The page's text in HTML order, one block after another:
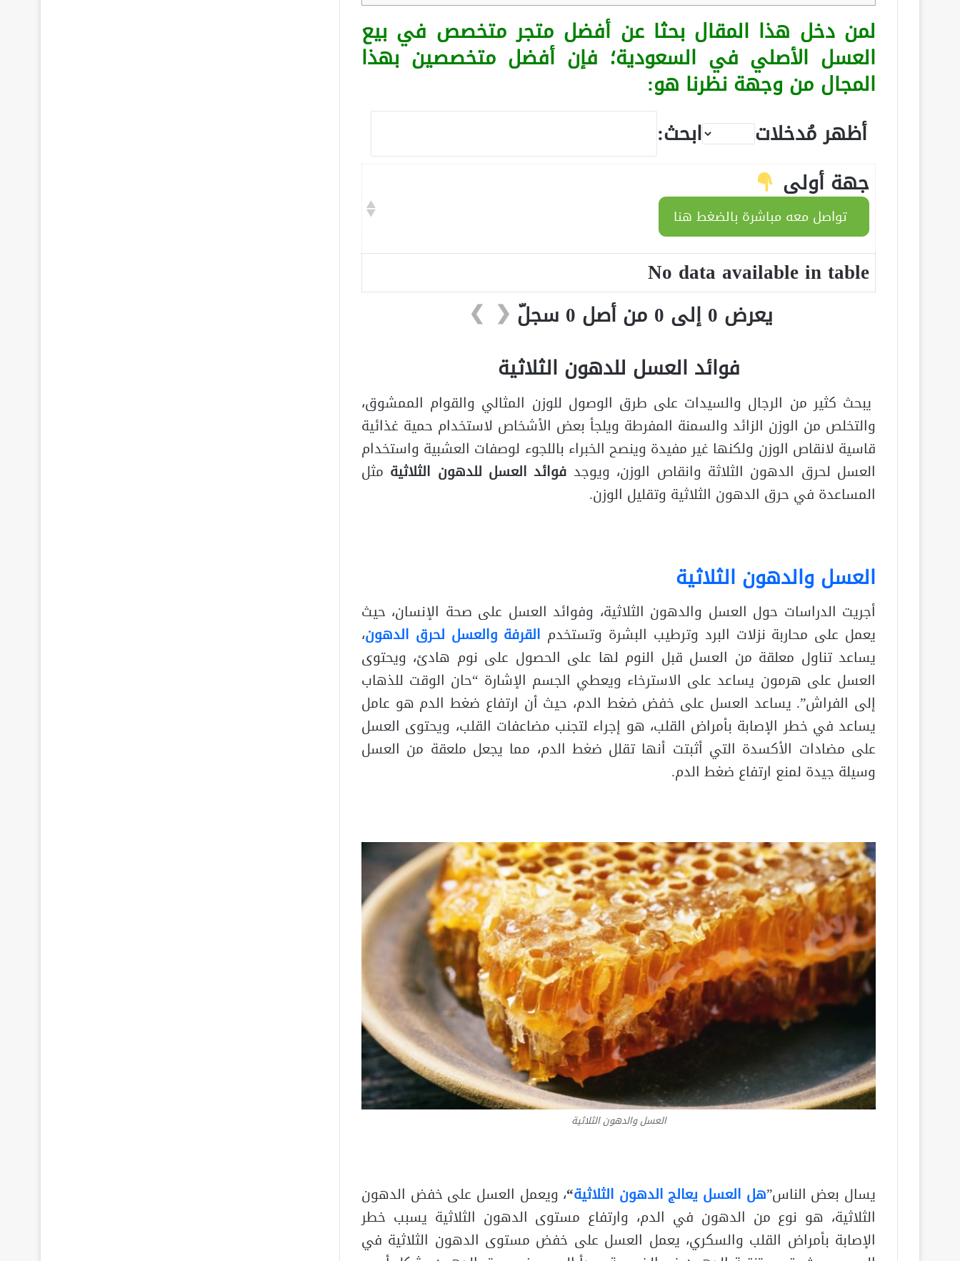
لمن دخل هذا المقال بحثا عن أفضل متجر متخصص في بيع
العسل الأصلي في السعودية؛ فإن أفضل متخصصين بهذا
المجال من وجهة نظرنا هو:
أظهر مُدخلات
ابحث:
جهة أولى
تواصل معه مباشرة بالضغط هنا
No data available in table
يعرض 0 إلى 0 من أصل 0 سجلّ
❮
❯
فوائد العسل للدهون الثلاثية
يبحث كثير من الرجال والسيدات على طرق الوصول للوزن المثالي والقوام الممشوق،
والتخلص من الوزن الزائد والسمنة المفرطة ويلجأ بعض الأشخاص لاستخدام حمية غذائية
قاسية لانقاص الوزن ولكنها غير مفيدة وينصح الخبراء باللجوء لوصفات العشبية واستخدام
العسل لحرق الدهون الثلاثة وانقاص الوزن، ويوجد فوائد العسل للدهون الثلاثية مثل
المساعدة في حرق الدهون الثلاثية وتقليل الوزن.
العسل والدهون الثلاثية
أجريت الدراسات حول العسل والدهون الثلاثية، وفوائد العسل على صحة الإنسان، حيث
يعمل على محاربة نزلات البرد وترطيب البشرة وتستخدم القرفة والعسل لحرق الدهون،
يساعد تناول معلقة من العسل قبل النوم لها على الحصول على نوم هادئ، ويحتوى
العسل على هرمون يساعد على الاسترخاء ويعطي الجسم الإشارة “حان الوقت للذهاب
إلى الفراش”. يساعد العسل على خفض ضغط الدم، حيث أن ارتفاع ضغط الدم هو عامل
يساعد في خطر الإصابة بأمراض القلب، هو إجراء لتجنب مضاعفات القلب، ويحتوى العسل
على مضادات الأكسدة التي أثبتت أنها تقلل ضغط الدم، مما يجعل ملعقة من العسل
وسيلة جيدة لمنع ارتفاع ضغط الدم.
العسل والدهون الثلاثية
يسال بعض الناس”هل العسل يعالج الدهون الثلاثية“، ويعمل العسل على خفض الدهون
الثلاثية، هو نوع من الدهون في الدم، وارتفاع مستوى الدهون الثلاثية يسبب خطر
الإصابة بأمراض القلب والسكري، يعمل العسل على خفض مستوى الدهون الثلاثية في